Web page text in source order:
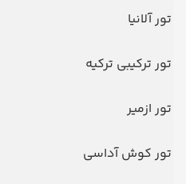
تور آلانیا
تور ترکیبی ترکیه
تور ازمیر
تور کوش آداسی
تور امارات
تور قطر